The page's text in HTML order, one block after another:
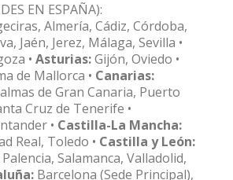
EN ESPAÑA):
Almería, Cádiz, Córdoba,
Jaén, Jerez, Málaga, Sevilla •
• Asturias:Gijón, Oviedo •
de Mallorca • Canarias:
de Gran Canaria, Puerto
Cruz de Tenerife •
• Castilla-La Mancha:
Real, Toledo • Castilla y León:
Salamanca, Valladolid,
Barcelona (Sede Principal),